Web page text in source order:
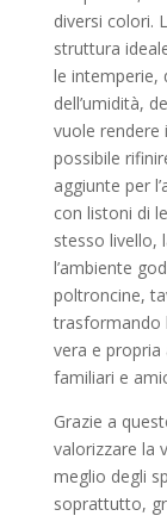
diversi colori.
struttura
le intemperie,
dell’umidità,
vuole
possibile
aggiunte per
con listoni di
stesso livello,
l’ambiente
poltroncine,
trasformando
vera e propria
familiari e
Grazie a
valorizzare la
meglio degli
soprattutto,